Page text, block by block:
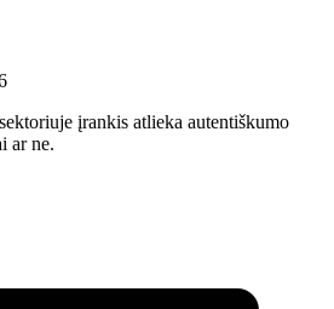
įrankis atlieka autentiškumo
ar ne.